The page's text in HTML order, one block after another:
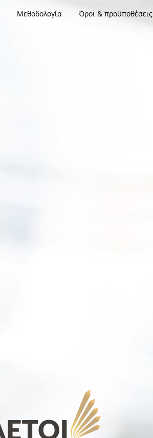
Μεθοδολογία Όροι & προϋποθέσεις